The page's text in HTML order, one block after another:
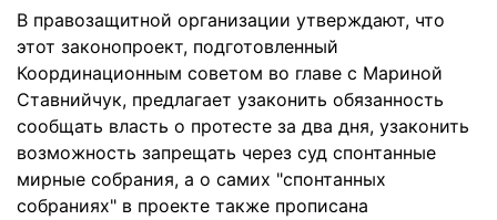
В правозащитной организации утверждают, что
этот законопроект, подготовленный
Координационным советом во главе с Мариной
Ставнийчук, предлагает узаконить обязанность
сообщать власть о протесте за два дня, узаконить
возможность запрещать через суд спонтанные
мирные собрания, а о самих "спонтанных
собраниях" в проекте также прописана